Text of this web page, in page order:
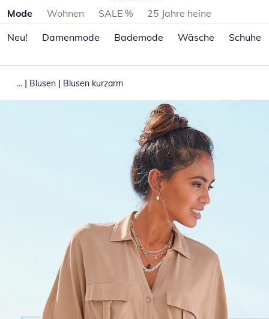
Produktkategorien überspringen
Mode Wohnen SALE %
25 Jahre heine
Neu!
Damenmode Bademode Wäsche Schuhe
... | Blusen | Blusen kurzarm